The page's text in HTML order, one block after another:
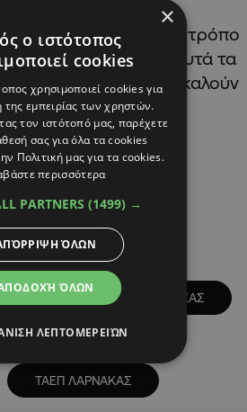
με τον πιο έντονο τρόπο
σχολιάζοντας πως αυτά τα
βίας προκαλούν
προβληματισμό.
συμπεριφορές δεν
Alpha Podcasts
ΓΕΝΙΚΟ ΝΟΣΟΚΟΜΕΙΟ ΛΑΡΝΑΚΑΣ
ΟΚΥΠΥ
ΤΑΕΠ ΛΑΡΝΑΚΑΣ
×
ο ιστότοπος
cookies
χρησιμοποιεί cookies για
της εμπειρίας των χρηστών.
τον ιστότοπό μας, παρέχετε
σας για όλα τα cookies
Πολιτική μας για τα cookies.
περισσότερα
PARTNERS (1499) →
ΌΛΩΝ
ΌΛΩΝ
ΛΕΠΤΟΜΕΡΕΙΏΝ